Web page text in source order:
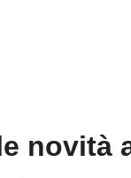
novità